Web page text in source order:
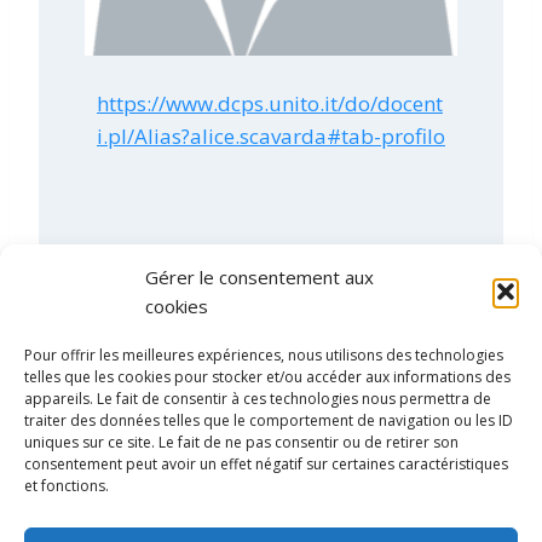
Gérer le consentement aux
cookies
Pour offrir les meilleures expériences, nous utilisons des technologies
telles que les cookies pour stocker et/ou accéder aux informations des
appareils. Le fait de consentir à ces technologies nous permettra de
traiter des données telles que le comportement de navigation ou les ID
uniques sur ce site. Le fait de ne pas consentir ou de retirer son
consentement peut avoir un effet négatif sur certaines caractéristiques
et fonctions.
https://www.dcps.unito.it/do/docent
i.pl/Alias?alice.scavarda#tab-profilo
Alice Scavarda
Sociology – Università di Torino
I studied vaccine hesitancy during a European
project. I am interested in continuing to work on